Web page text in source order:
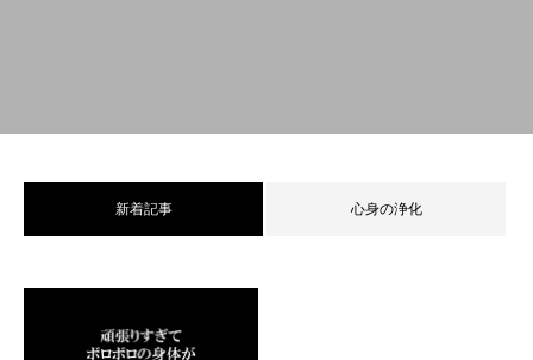
新着記事 心身の浄化